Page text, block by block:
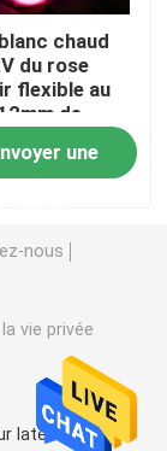
chaud
du rose
flexible au
de
silicone 9W
une
nous
vie privée
latérale